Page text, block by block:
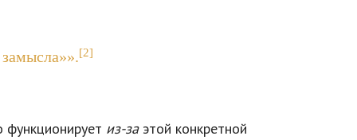
[2]
из-заэтой конкретной